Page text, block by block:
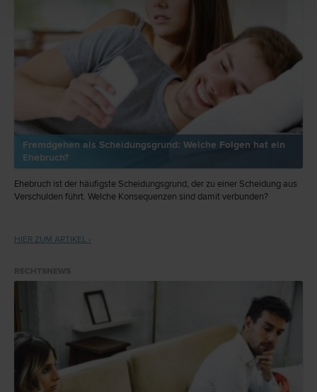
Fremdgehen als Scheidungsgrund: Welche Folgen hat ein
Ehebruch?
Ehebruch ist der häufigste Scheidungsgrund, der zu einer Scheidung aus
Verschulden führt. Welche Konsequenzen sind damit verbunden?
HIER ZUM ARTIKEL ›